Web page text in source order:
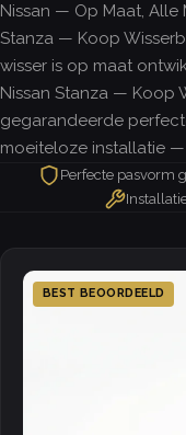
Nissan — Op Maat, Alle
Stanza — Koop
wisser is op maat
Nissan Stanza — Koop
gegarandeerde
moeiteloze installatie
Perfecte pasvorm
BEST BEOORDEELD